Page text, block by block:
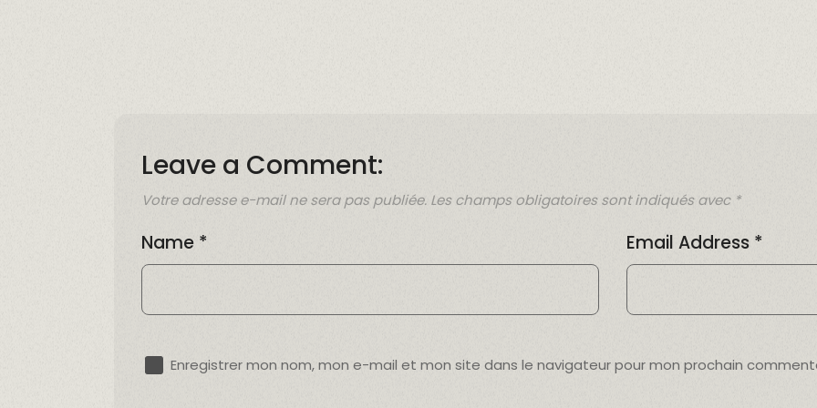
Leave a Comment:
Votre adresse e-mail ne sera pas publiée. Les champs obligatoires sont indiqués avec *
Name * Email Address *
Enregistrer mon nom, mon e-mail et mon site dans le navigateur pour mon prochain